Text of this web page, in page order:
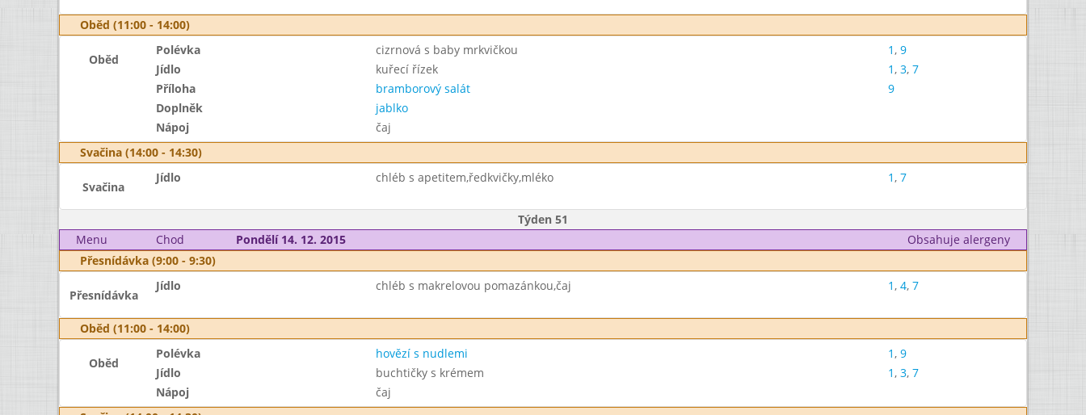
Oběd (11:00 - 14:00)
Oběd
Polévka cizrnová s baby mrkvičkou 1, 9
Jídlo
kuřecí řízek 1, 3, 7
Příloha
bramborový salát
9
Doplněk
jablko
Nápoj
čaj
Svačina (14:00 - 14:30)
Svačina
Jídlo chléb s apetitem,ředkvičky,mléko 1, 7
Týden 51
Menu
Chod Pondělí 14. 12. 2015
Obsahuje alergeny
Přesnídávka (9:00 - 9:30)
Přesnídávka
Jídlo chléb s makrelovou pomazánkou,čaj 1, 4, 7
Oběd (11:00 - 14:00)
Oběd
Polévka hovězí s nudlemi 1, 9
Jídlo
buchtičky s krémem 1, 3, 7
Nápoj
čaj